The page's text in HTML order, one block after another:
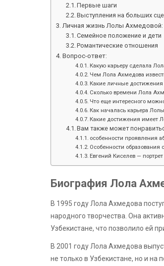
Первые шаги
Выступления на больших
Личная жизнь Лолы Ахмедовой:
Семейное положение и дети
Романтические отношения
Вопрос-ответ:
Какую карьеру сделала
Чем Лола Ахмедова
Какие личные
Сколько времени Лола
Что еще интересного
Как началась карьера
Какие достижения имеет
Вам также может
особенности проявления
Особенности образования
Евгений Киселев —
Биография Лола
В 1995 году Лола Ахмедова
народного творчества. Она
Узбекистане, что позволило ей
В 2001 году Лола Ахмедова
не только в Узбекистане, но и на